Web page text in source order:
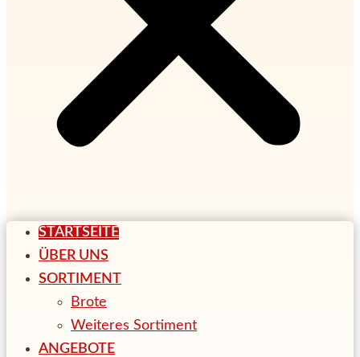
STARTSEITE
ÜBER UNS
SORTIMENT
Brote
Weiteres Sortiment
ANGEBOTE